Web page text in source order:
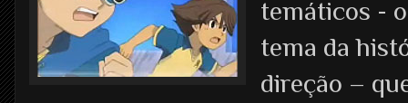
temáticos -
tema da
direção –